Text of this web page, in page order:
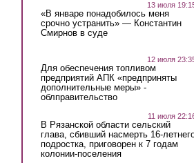
13 июля
«В январе понадобилось меня
срочно устранить» — Константин
Смирнов в суде
12 июля
Для обеспечения топливом
предприятий АПК «предприняты
дополнительные меры» -
облправительство
11 июля
В Рязанской области сельский
глава, сбивший насмерть 16-
подростка, приговорен к 7 годам
колонии-поселения